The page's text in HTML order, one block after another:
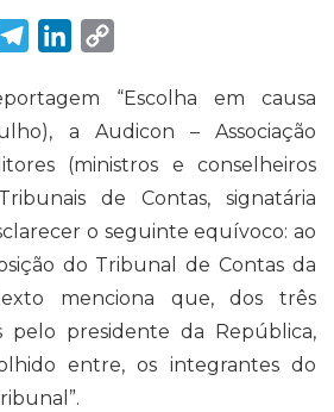
T
e
g
r
a
m
L
e
d
I
n
y
n
k
“Escolha em causa
a Audicon – Associação
(ministros e conselheiros
de Contas, signatária
o seguinte equívoco: ao
do Tribunal de Contas da
menciona que, dos três
pelo presidente da República,
entre, os integrantes do